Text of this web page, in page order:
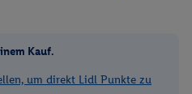
Kauf.
um direkt Lidl Punkte zu